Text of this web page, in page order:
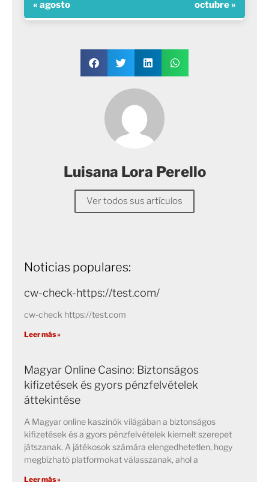
« agosto octubre »
Luisana Lora Perello
Ver todos sus artículos
Noticias populares:
cw-check-https://test.com/
cw-check https://test.com
Leer más »
Magyar Online Casino: Biztonságos
kifizetések és gyors pénzfelvételek
áttekintése
A Magyar online kaszinók világában a biztonságos
kifizetések és a gyors pénzfelvételek kiemelt szerepet
játszanak. A játékosok számára elengedhetetlen, hogy
megbízható platformokat válasszanak, ahol a
Leer más »